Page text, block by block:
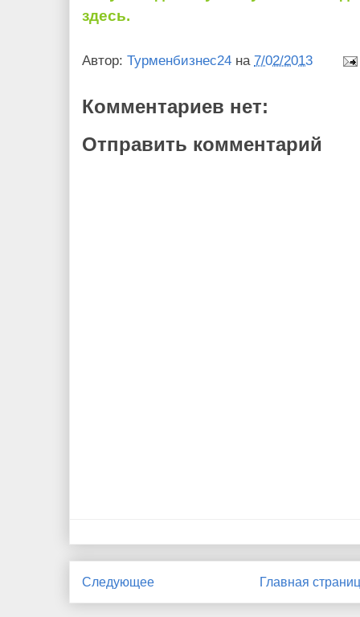
здесь.
Автор: Турменбизнес24 на 7/02/2013
Комментариев нет:
Отправить комментарий
Следующее Главная